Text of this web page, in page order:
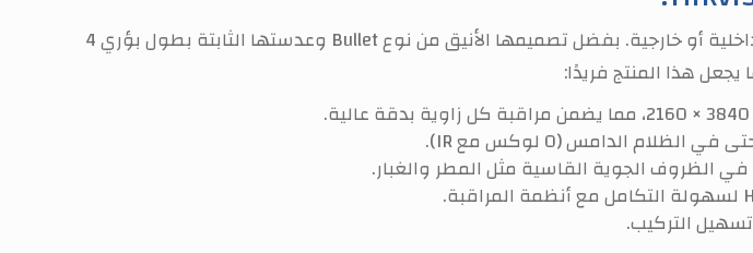
تتميز هذه الكاميرا بتقنيات متقدمة تجعلها مناسبة لمختلف البيئات، سواء كانت داخلية أو خارجية. بفضل تصميمها الأنيق من نوع Bullet وعدستها الثابتة بطول بؤري 4
هذا المنتج فريدًا: